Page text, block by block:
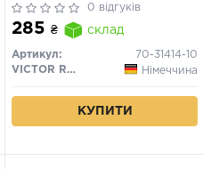
-50/+300 (антрацит)
0 відгуків
285 ₴ склад
Артикул:
70-31414-10
VICTOR REINZ
Німеччина
КУПИТИ